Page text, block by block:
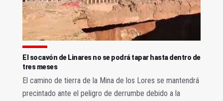
El socavón de Linares no se podrá tapar hasta dentro de
tres meses
El camino de tierra de la Mina de los Lores se mantendrá
precintado ante el peligro de derrumbe debido a la